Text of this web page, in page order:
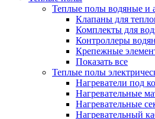
Теплые полы водяные и
Клапаны для
Комплекты для
Контроллеры
Крепежные
Показать все
Теплые полы
Нагреватели под
Нагревательные
Нагревательные
Нагревательный